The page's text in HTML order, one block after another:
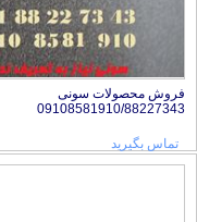
فروش محصولات سونی
09108581910/88227343
تماس بگیرید